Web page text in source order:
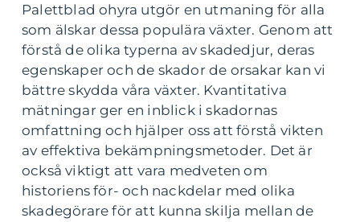
Palettblad ohyra utgör en utmaning för alla
som älskar dessa populära växter. Genom att
förstå de olika typerna av skadedjur, deras
egenskaper och de skador de orsakar kan vi
bättre skydda våra växter. Kvantitativa
mätningar ger en inblick i skadornas
omfattning och hjälper oss att förstå vikten
av effektiva bekämpningsmetoder. Det är
också viktigt att vara medveten om
historiens för- och nackdelar med olika
skadegörare för att kunna skilja mellan de